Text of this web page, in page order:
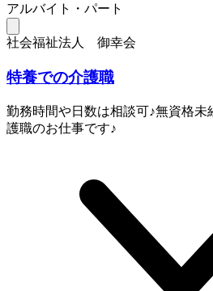
アルバイト・パート
社会福祉法人 御幸会
特養での介護職
勤務時間や日数は相談可♪無資格未
護職のお仕事です♪